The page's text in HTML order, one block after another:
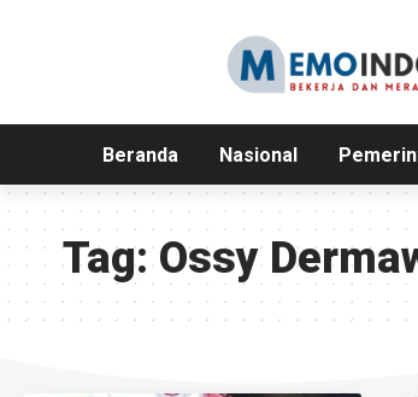
Beranda Nasional
Tag:Ossy